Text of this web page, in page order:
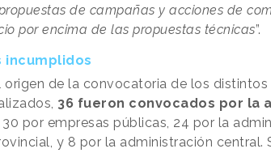
de campañas y acciones de
por encima de las propuestas técnicas”.
incumplidos
origen de la convocatoria de los
36 fueron convocados por la
30 por empresas públicas, 24 por la
y 8 por la administración central.